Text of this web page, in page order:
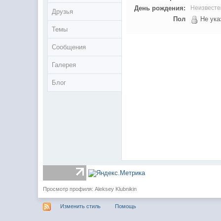
Друзья
Темы
Сообщения
Галерея
Блог
День рождения:
Пол Не
Просмотр профиля: Aleksey Klubnikin
Изменить стиль Помощь